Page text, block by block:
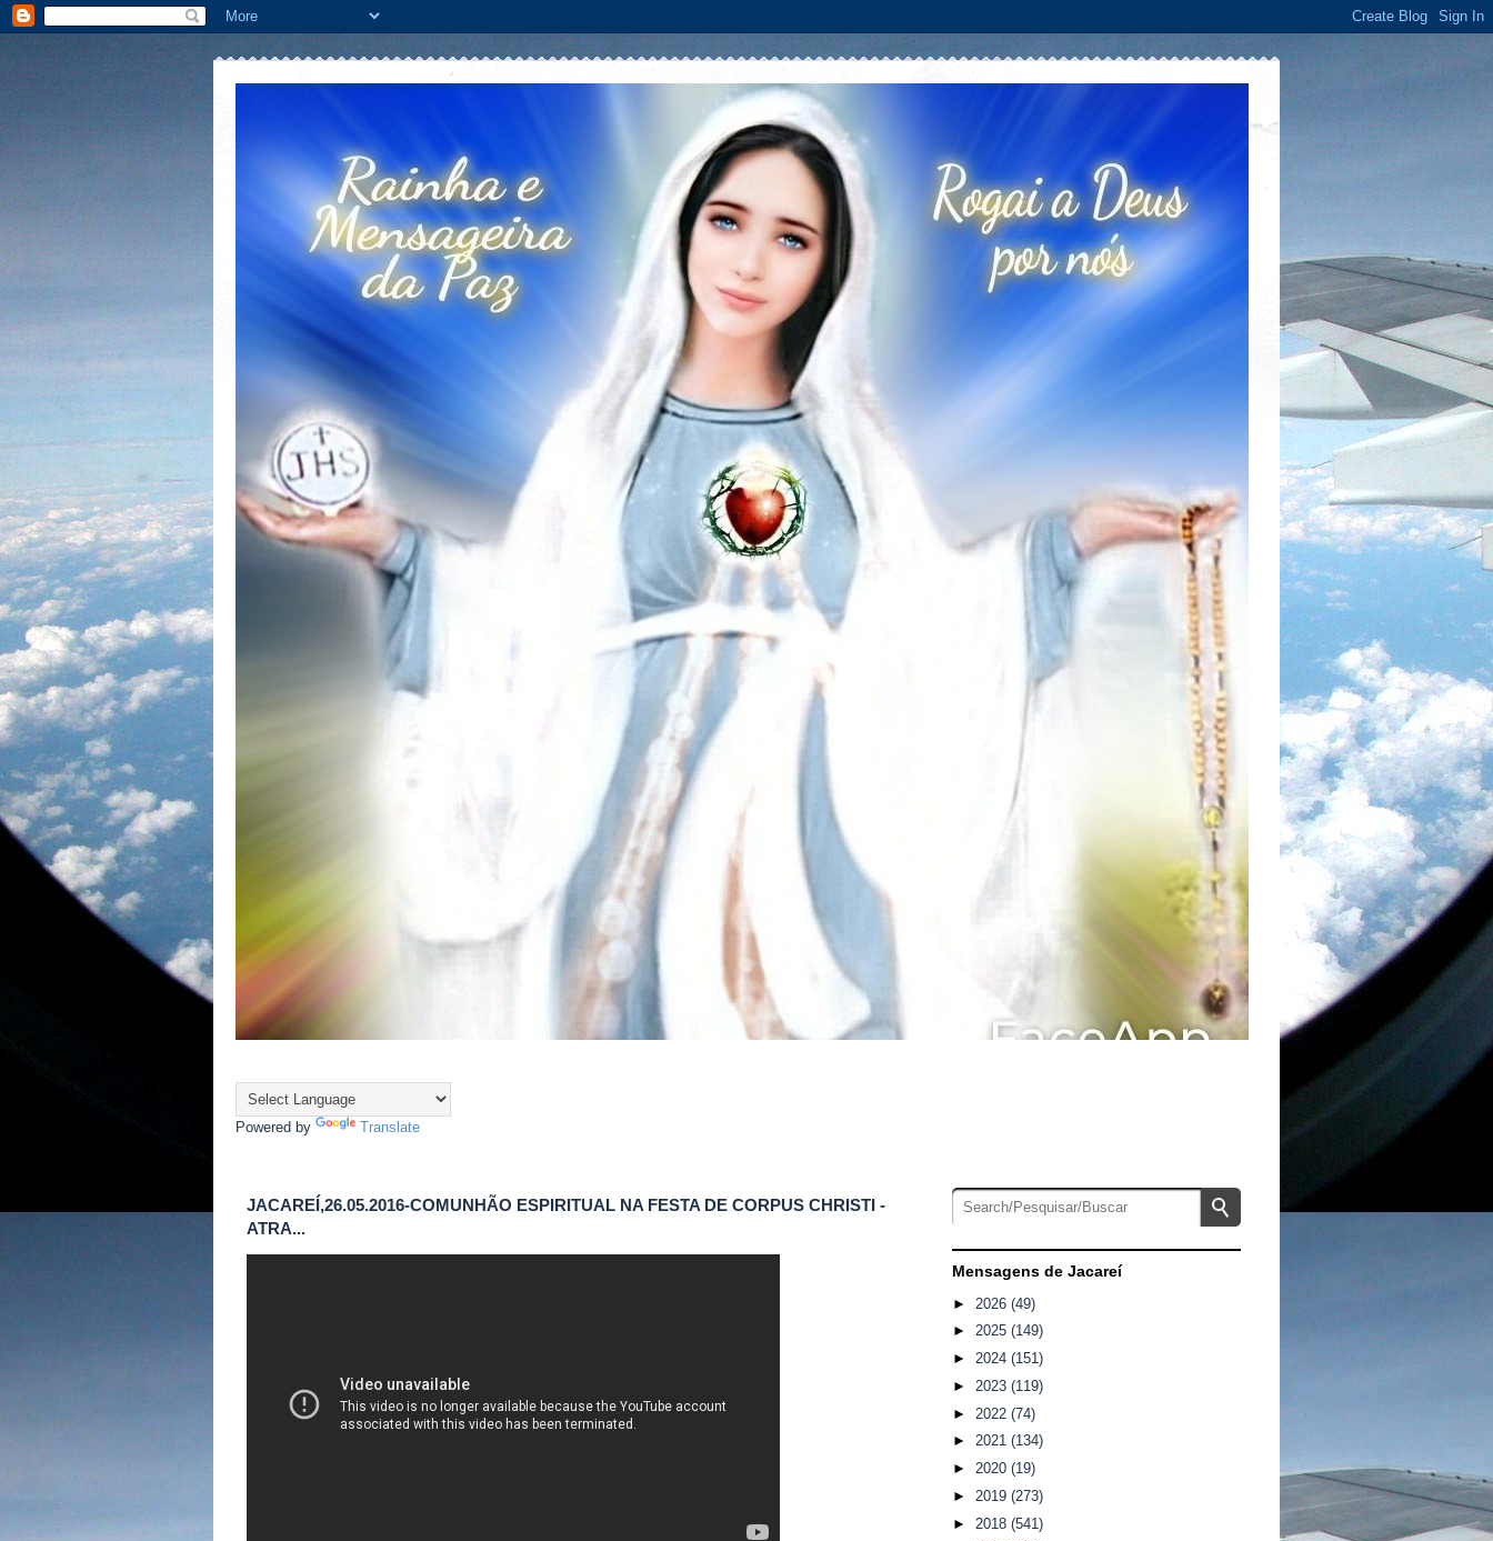
Powered by Translate
JACAREÍ,26.05.2016-COMUNHÃO ESPIRITUAL NA FESTA DE CORPUS CHRISTI -
ATRA...
Mensagens de Jacareí
► 2026 (49)
► 2025 (149)
► 2024 (151)
► 2023 (119)
► 2022 (74)
► 2021 (134)
► 2020 (19)
► 2019 (273)
► 2018 (541)